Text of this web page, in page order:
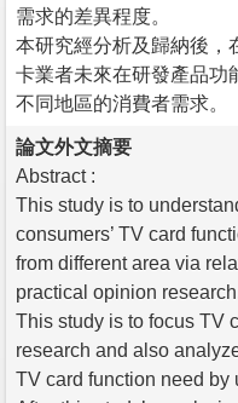
需求的差異程度。
本研究經分析及歸納後，
卡業者未來在研發產品功
不同地區的消費者需求。
論文外文摘要
Abstract :
This study is to
consumers’ TV card
from different area via
practical opinion
This study is to focus TV
research and also
TV card function need by